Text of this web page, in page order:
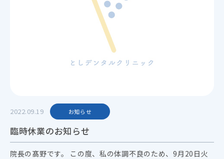
2022.09.19 お知らせ
臨時休業のお知らせ
院長の髙野です。 この度、私の体調不良のため、9月20日火